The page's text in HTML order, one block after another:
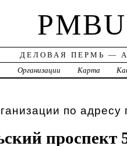
ДЕЛОВАЯ ПЕРМЬ —
Организации Карта
по
проспект